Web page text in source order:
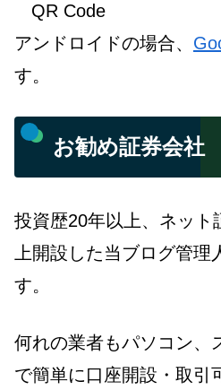
アンドロイドの場合、
す。
お勧め証券会社
投資歴20年以上、ネット
上開設した当ブログ管
す。
何れの業者もパソコン、
で簡単に口座開設・取引